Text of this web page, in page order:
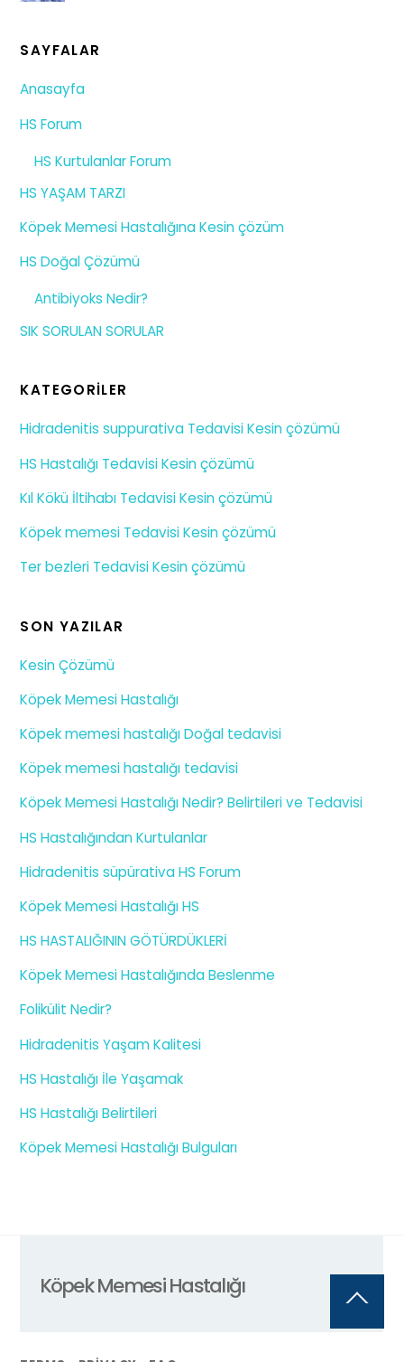
SAYFALAR
Anasayfa
HS Forum
HS Kurtulanlar Forum
HS YAŞAM TARZI
Köpek Memesi Hastalığına Kesin çözüm
HS Doğal Çözümü
Antibiyoks Nedir?
SIK SORULAN SORULAR
KATEGORILER
Hidradenitis suppurativa Tedavisi Kesin çözümü
HS Hastalığı Tedavisi Kesin çözümü
Kıl Kökü İltihabı Tedavisi Kesin çözümü
Köpek memesi Tedavisi Kesin çözümü
Ter bezleri Tedavisi Kesin çözümü
SON YAZILAR
Kesin Çözümü
Köpek Memesi Hastalığı
Köpek memesi hastalığı Doğal tedavisi
Köpek memesi hastalığı tedavisi
Köpek Memesi Hastalığı Nedir? Belirtileri ve Tedavisi
HS Hastalığından Kurtulanlar
Hidradenitis süpürativa HS Forum
Köpek Memesi Hastalığı HS
HS HASTALIĞININ GÖTÜRDÜKLERİ
Köpek Memesi Hastalığında Beslenme
Folikülit Nedir?
Hidradenitis Yaşam Kalitesi
HS Hastalığı İle Yaşamak
HS Hastalığı Belirtileri
Köpek Memesi Hastalığı Bulguları
Back
Top
Köpek Memesi Hastalığı